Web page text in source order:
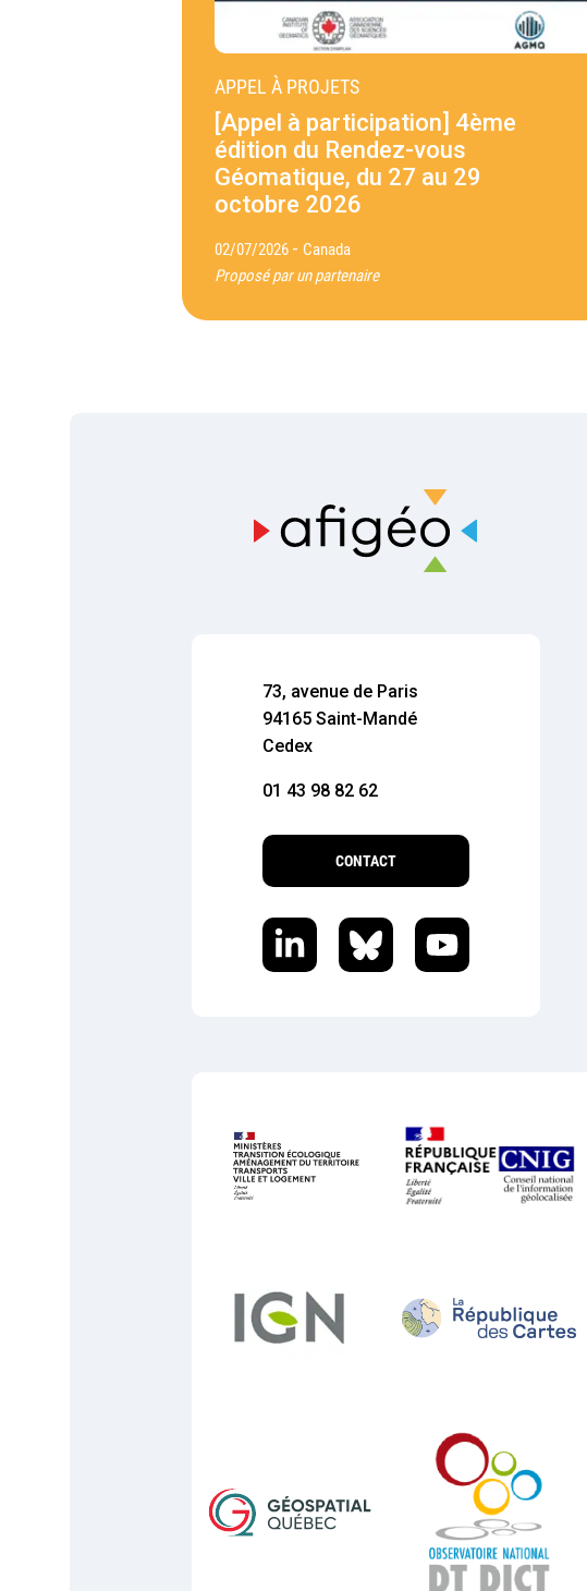
APPEL À PROJETS
[Appel à participation] 4ème
édition du Rendez-vous
Géomatique, du 27 au 29
octobre 2026
02/07/2026 - Canada
Proposé par un partenaire
73, avenue de Paris
94165 Saint-Mandé
Cedex
01 43 98 82 62
CONTACT